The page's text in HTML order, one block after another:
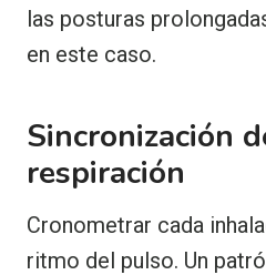
las posturas
en este caso.
Sincronización
respiración
Cronometrar cada
ritmo del pulso. Un